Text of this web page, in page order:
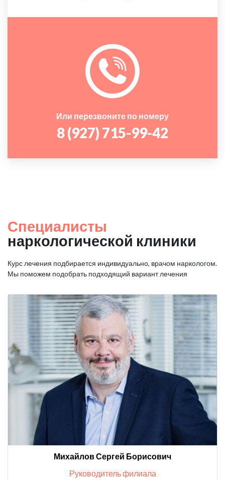
Или перезвоните по номеру
8 (927) 715-99-42
Специалисты
наркологической клиники
Курс лечения подбирается индивидуально, врачом наркологом.
Мы поможем подобрать подходящий вариант лечения
Михайлов Сергей Борисович
Руководитель филиала